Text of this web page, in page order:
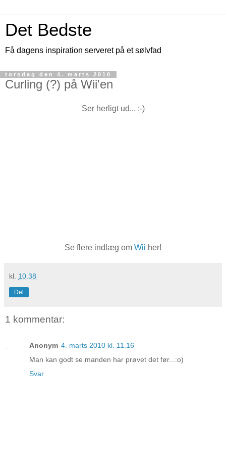
Det Bedste
Få dagens inspiration serveret på et sølvfad
torsdag den 4. marts 2010
Curling (?) på Wii'en
Ser herligt ud... :-)
Se flere indlæg om Wii her!
kl. 10.38
Del
1 kommentar:
Anonym 4. marts 2010 kl. 11.16
Man kan godt se manden har prøvet det før...:o)
Svar